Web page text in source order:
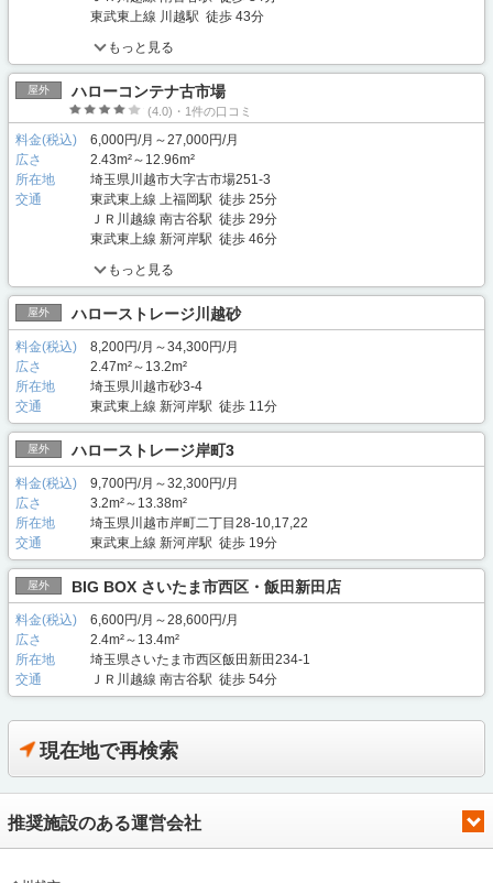
東武東上線 川越駅 徒歩 43分
もっと見る
屋外 ハローコンテナ古市場
(4.0)・1件の口コミ
料金(税込)
6,000円/月～27,000円/月
広さ
2.43m²～12.96m²
所在地
埼玉県川越市大字古市場251-3
交通
東武東上線 上福岡駅 徒歩 25分
ＪＲ川越線 南古谷駅 徒歩 29分
東武東上線 新河岸駅 徒歩 46分
もっと見る
屋外 ハローストレージ川越砂
料金(税込)
8,200円/月～34,300円/月
広さ
2.47m²～13.2m²
所在地
埼玉県川越市砂3-4
交通
東武東上線 新河岸駅 徒歩 11分
屋外 ハローストレージ岸町3
料金(税込)
9,700円/月～32,300円/月
広さ
3.2m²～13.38m²
所在地
埼玉県川越市岸町二丁目28-10,17,22
交通
東武東上線 新河岸駅 徒歩 19分
屋外 BIG BOX さいたま市西区・飯田新田店
料金(税込)
6,600円/月～28,600円/月
広さ
2.4m²～13.4m²
所在地
埼玉県さいたま市西区飯田新田234-1
交通
ＪＲ川越線 南古谷駅 徒歩 54分
現在地で再検索
推奨施設のある運営会社